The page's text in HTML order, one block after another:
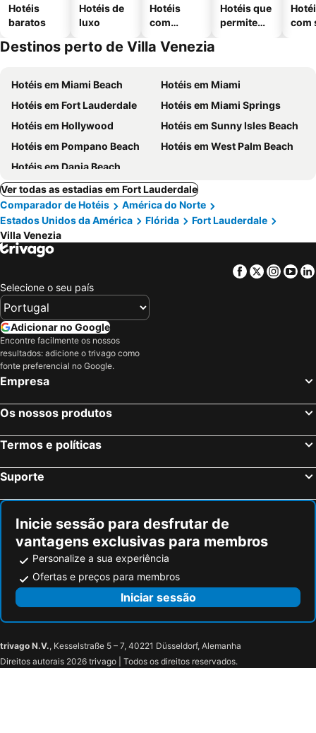
Hotéis
baratos
Hotéis de
luxo
Hotéis
com
Hotéis que
permitem
com
Destinos perto de Villa Venezia
Hotéis em Miami Beach
Hotéis em Miami
Hotéis em Fort Lauderdale
Hotéis em Miami Springs
Hotéis em Hollywood
Hotéis em Sunny Isles Beach
Hotéis em Pompano Beach
Hotéis em West Palm Beach
Hotéis em Dania Beach
Ver todas as estadias em Fort Lauderdale
Comparador de Hotéis
América do Norte
Estados Unidos da América
Flórida
Fort Lauderdale
Villa Venezia
Facebook
Twitter
Selecione o seu país
Adicionar no Google
Encontre facilmente os nossos
resultados: adicione o trivago como
fonte preferencial no Google.
Empresa
Os nossos produtos
Termos e políticas
Suporte
Inicie sessão para desfrutar de
vantagens exclusivas para membros
Personalize a sua experiência
Ofertas e preços para membros
Iniciar sessão
trivago N.V., Kesselstraße 5 – 7, 40221 Düsseldorf, Alemanha
Direitos autorais 2026 trivago | Todos os direitos reservados.